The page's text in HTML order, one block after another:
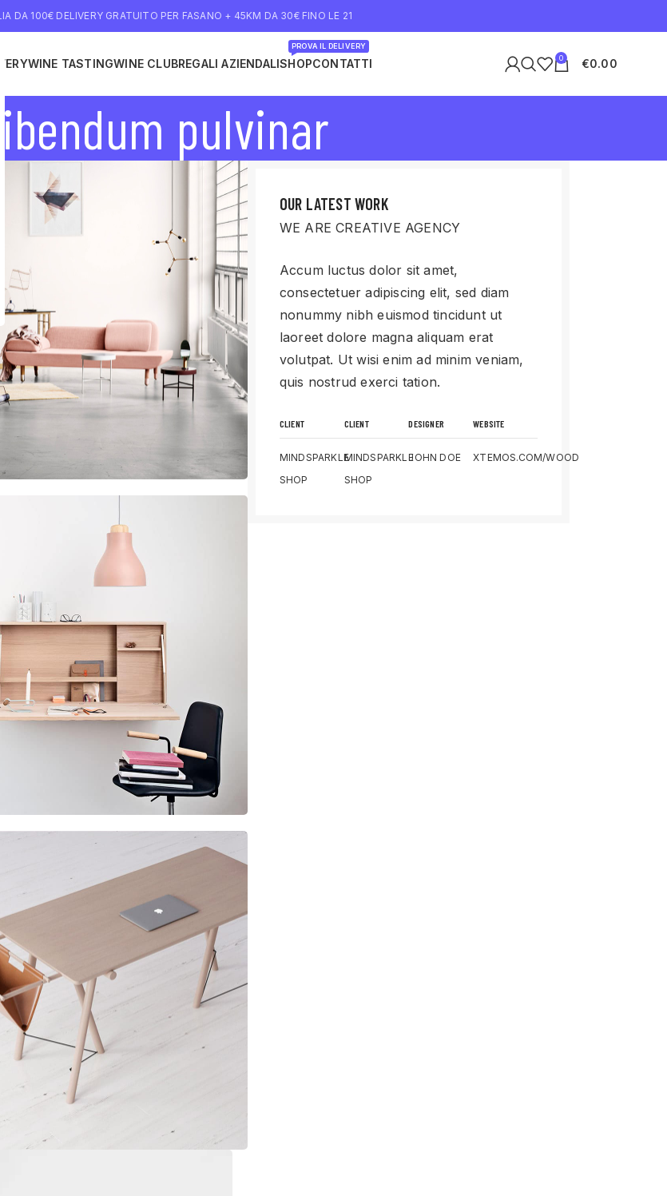
DA 100€ DELIVERY GRATUITO PER FASANO + 45KM DA 30€ FINO LE 21
WINE TASTINGWINE CLUBREGALI AZIENDALISHOP
PROVA IL DELIVERY
CONTATTI 0 €0.00
pulvinar
OUR LATEST WORK
WE ARE CREATIVE AGENCY
Accum luctus dolor sit amet,
consectetuer adipiscing elit, sed diam
nonummy nibh euismod tincidunt ut
laoreet dolore magna aliquam erat
volutpat. Ut wisi enim ad minim veniam,
quis nostrud exerci tation.
CLIENT
MINDSPARKLE
SHOP
CLIENT
MINDSPARKLE
SHOP
DESIGNER
JOHN DOE
WEBSITE
XTEMOS.COM/WOOD